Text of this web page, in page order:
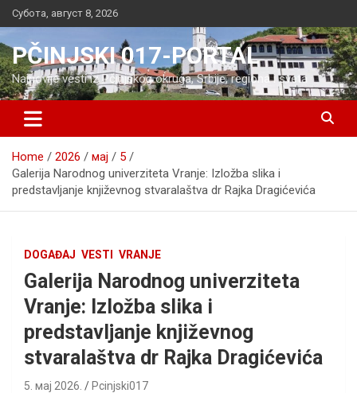
Skip
to
content
Субота, август 8, 2026
PČINJSKI 017-PORTAL
Najnovije vesti iz Pčinjskog okruga, Srbije, regiona i sveta
Home 2026 мај
5
Galerija Narodnog univerziteta Vranje: Izložba slika i
predstavljanje književnog stvaralaštva dr Rajka Dragićevića
DOGAĐAJ VESTI VRANJE
Galerija Narodnog univerziteta
Vranje: Izložba slika i
predstavljanje književnog
stvaralaštva dr Rajka Dragićevića
5. мај 2026. Pcinjski017